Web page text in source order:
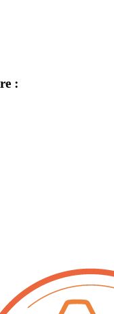
: